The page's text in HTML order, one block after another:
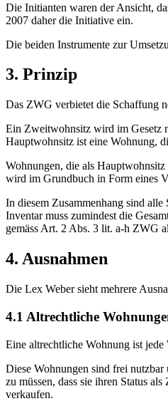
Die Initianten waren der Ansicht,
2007 daher die Initiative ein.
Die beiden Instrumente zur
3. Prinzip
Das ZWG verbietet die Schaffung
Ein Zweitwohnsitz wird im Gesetz
Hauptwohnsitz ist eine Wohnung,
Wohnungen, die als
wird im Grundbuch in Form eines
In diesem Zusammenhang sind
Inventar muss zumindest die
gemäss Art. 2 Abs. 3 lit. a-h ZWG
4. Ausnahmen
Die Lex Weber sieht mehrere
4.1 Altrechtliche
Eine altrechtliche Wohnung ist
Diese Wohnungen sind frei
zu müssen, dass sie ihren Status
verkaufen.